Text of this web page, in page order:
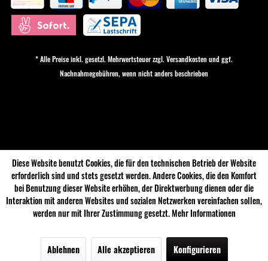
* Alle Preise inkl. gesetzl. Mehrwertsteuer zzgl. Versandkostenund ggf.
Nachnahmegebühren, wenn nicht anders beschrieben
Sale Newsletter
Diese Website benutzt Cookies, die für den technischen Betrieb der Website
erforderlich sind und stets gesetzt werden. Andere Cookies, die den Komfort
bei Benutzung dieser Website erhöhen, der Direktwerbung dienen oder die
Interaktion mit anderen Websites und sozialen Netzwerken vereinfachen sollen,
werden nur mit Ihrer Zustimmung gesetzt.Mehr Informationen
Ablehnen Alle akzeptieren Konfigurieren